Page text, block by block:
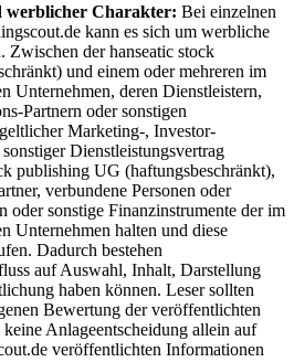
werblicher Charakter: Bei einzelnen
kann es sich um werbliche
Zwischen der hanseatic stock
und einem oder mehreren im
Unternehmen, deren Dienstleistern,
Partnern oder sonstigen
Marketing-, Investor-
Dienstleistungsvertrag
publishing UG (haftungsbeschränkt),
verbundene Personen oder
oder sonstige Finanzinstrumente der im
Unternehmen halten und diese
Dadurch bestehen
auf Auswahl, Inhalt, Darstellung
haben können. Leser sollten
Bewertung der veröffentlichten
Anlageentscheidung allein auf
veröffentlichten Informationen